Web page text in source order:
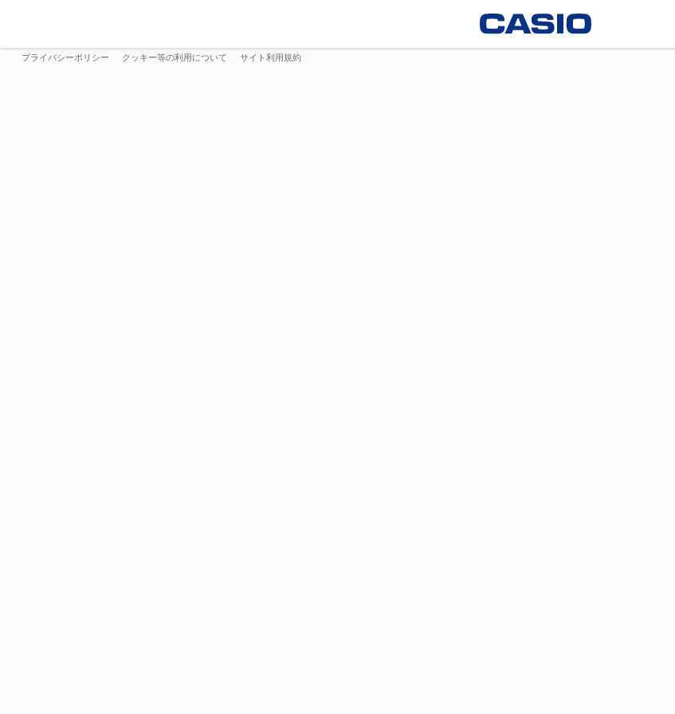
プライバシーポリシー クッキー等の利用について サイト利用規約